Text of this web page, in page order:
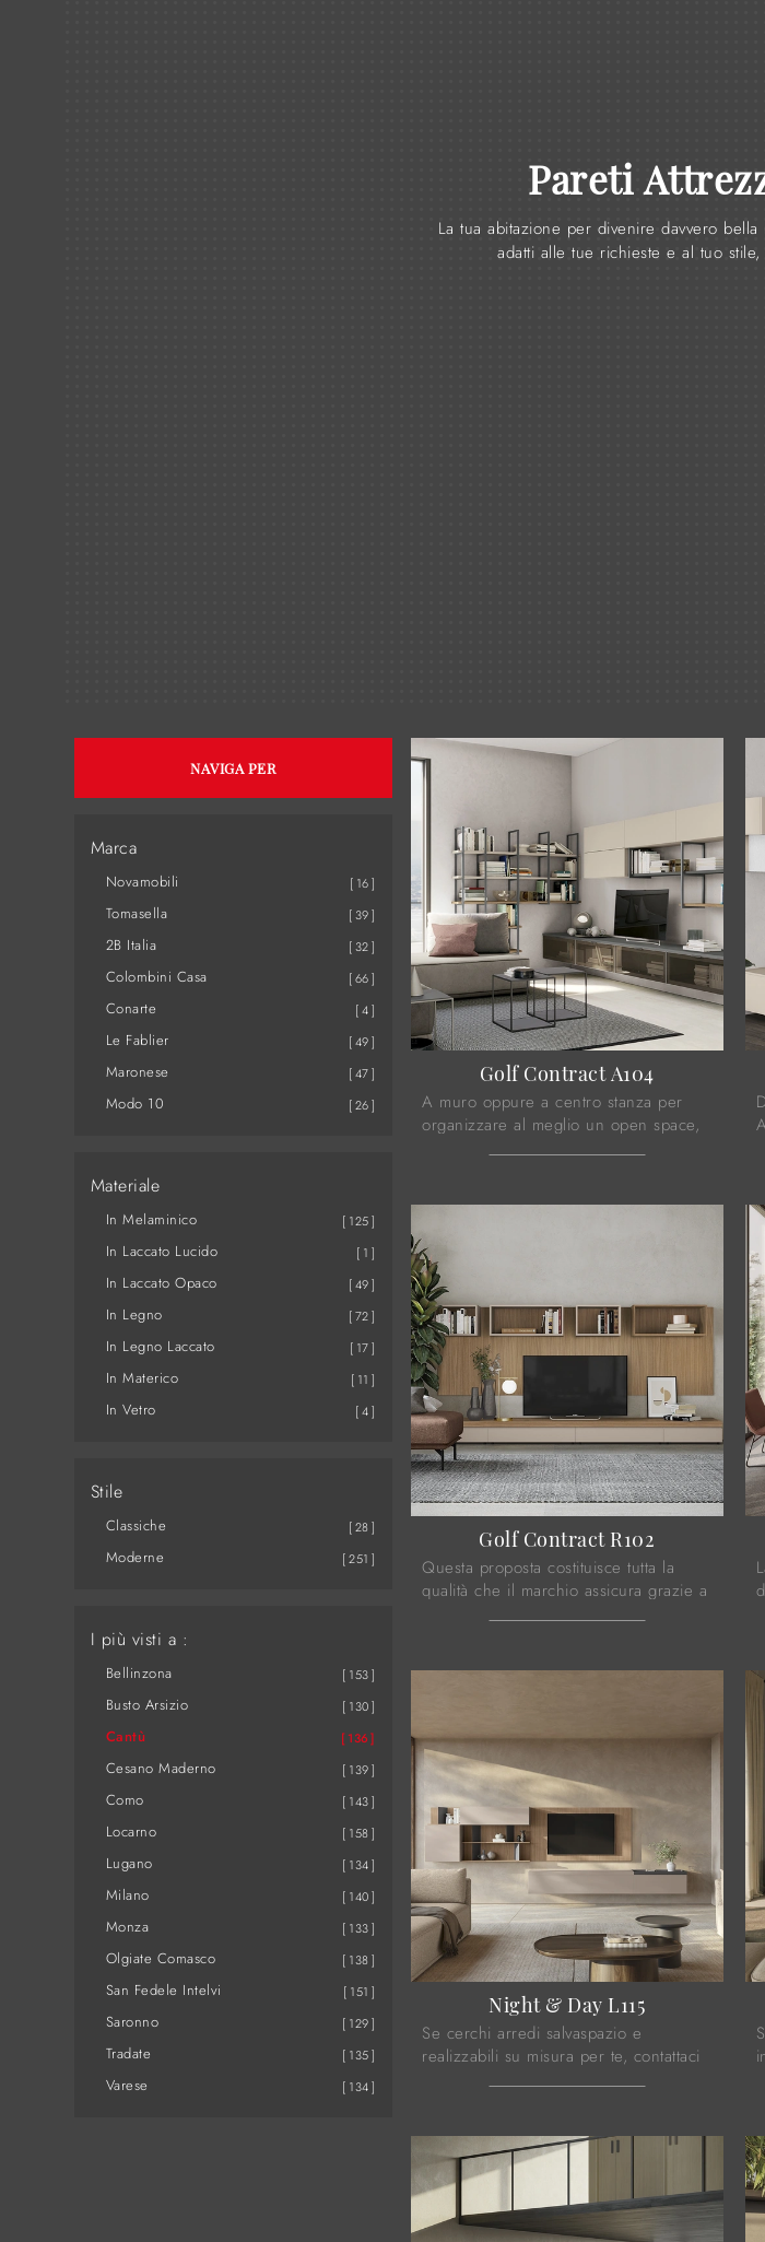
Pareti
La tua abitazione per divenire davvero
adatti alle tue richieste e al tuo
NAVIGA PER
Marca
Novamobili 16
Tomasella 39
2B Italia 32
Colombini Casa 66
Conarte 4
Le Fablier 49
Maronese 47
Modo 10 26
Materiale
In Melaminico 125
In Laccato Lucido 1
In Laccato Opaco 49
In Legno 72
In Legno Laccato 17
In Materico 11
In Vetro 4
Stile
Classiche 28
Moderne 251
I più visti a :
Bellinzona 153
Busto Arsizio 130
Cantù 136
Cesano Maderno 139
Como 143
Locarno 158
Lugano 134
Milano 140
Monza 133
Olgiate Comasco 138
San Fedele Intelvi 151
Saronno 129
Tradate 135
Varese 134
Golf Contract A104
A muro oppure a centro stanza per
organizzare al meglio un open space,
Golf Contract R102
Questa proposta costituisce tutta la
qualità che il marchio assicura grazie a
Night & Day L115
Se cerchi arredi salvaspazio e
realizzabili su misura per te, contattaci